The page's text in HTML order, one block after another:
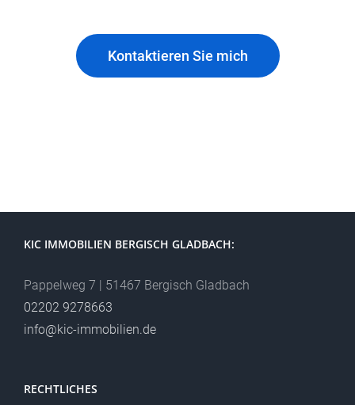
Kontaktieren Sie mich
KIC IMMOBILIEN BERGISCH GLADBACH:
Pappelweg 7 | 51467 Bergisch Gladbach
02202 9278663
info@kic-immobilien.de
RECHTLICHES